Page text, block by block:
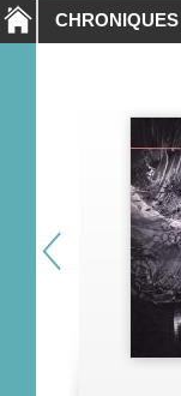
CHRONIQUES